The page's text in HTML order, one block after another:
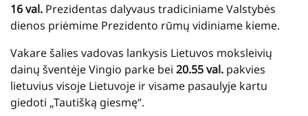
16 val. Prezidentas dalyvaus tradiciniame Valstybės
dienos priėmime Prezidento rūmų vidiniame kieme.
Vakare šalies vadovas lankysis Lietuvos moksleivių
dainų šventėje Vingio parke bei 20.55 val. pakvies
lietuvius visoje Lietuvoje ir visame pasaulyje kartu
giedoti „Tautišką giesmę“.